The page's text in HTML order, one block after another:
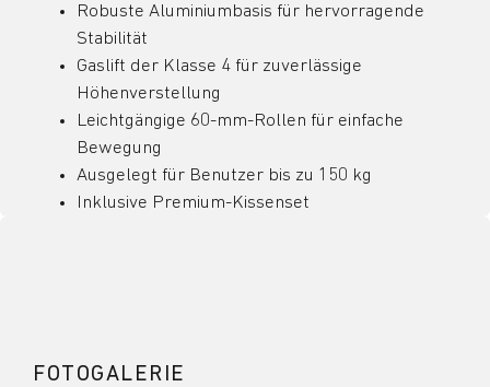
Robuste Aluminiumbasis für hervorragende
Stabilität
Gaslift der Klasse 4 für zuverlässige
Höhenverstellung
Leichtgängige 60-mm-Rollen für einfache
Bewegung
Ausgelegt für Benutzer bis zu 150 kg
Inklusive Premium-Kissenset
FOTOGALERIE